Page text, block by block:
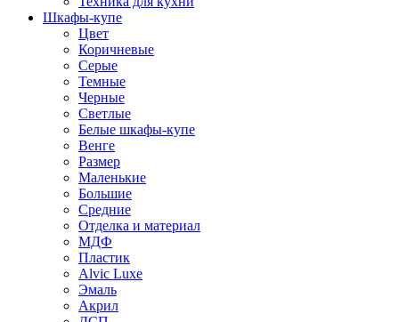
Шкафы-купе
Цвет
Коричневые
Серые
Темные
Черные
Светлые
Белые шкафы-купе
Венге
Размер
Маленькие
Большие
Средние
Отделка и материал
МДФ
Пластик
Alvic Luxe
Эмаль
Акрил